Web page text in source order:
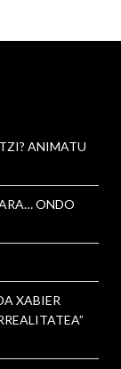
ANIMATU
ONDO
XABIER